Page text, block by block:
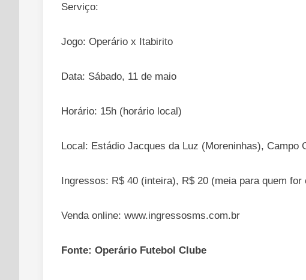
Serviço:
Jogo: Operário x Itabirito
Data: Sábado, 11 de maio
Horário: 15h (horário local)
Local: Estádio Jacques da Luz (Moreninhas), Campo
Ingressos: R$ 40 (inteira), R$ 20 (meia para quem
Venda online: www.ingressosms.com.br
Fonte: Operário Futebol Clube